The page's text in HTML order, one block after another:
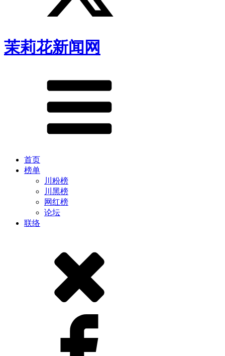
茉莉花新闻网
首页
榜单
川粉榜
川黑榜
网红榜
论坛
联络